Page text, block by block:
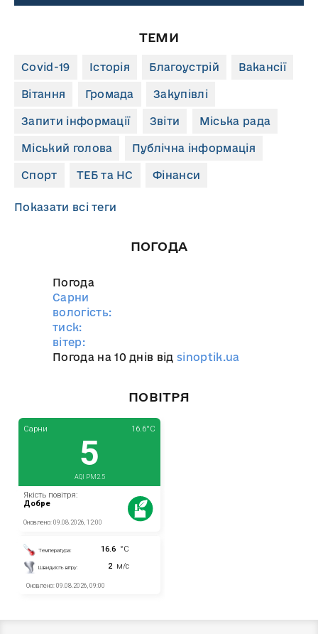
ТЕМИ
Covid-19 Історія Благоустрій Вакансії
Вітання Громада Закупівлі
Запити інформації Звіти Міська рада
Міський голова Публічна інформація
Спорт ТЕБ та НС Фінанси
Показати всі теги
ПОГОДА
Погода
Сарни
вологість:
тиск:
вітер:
Погода на 10 днів відsinoptik.ua
ПОВІТРЯ